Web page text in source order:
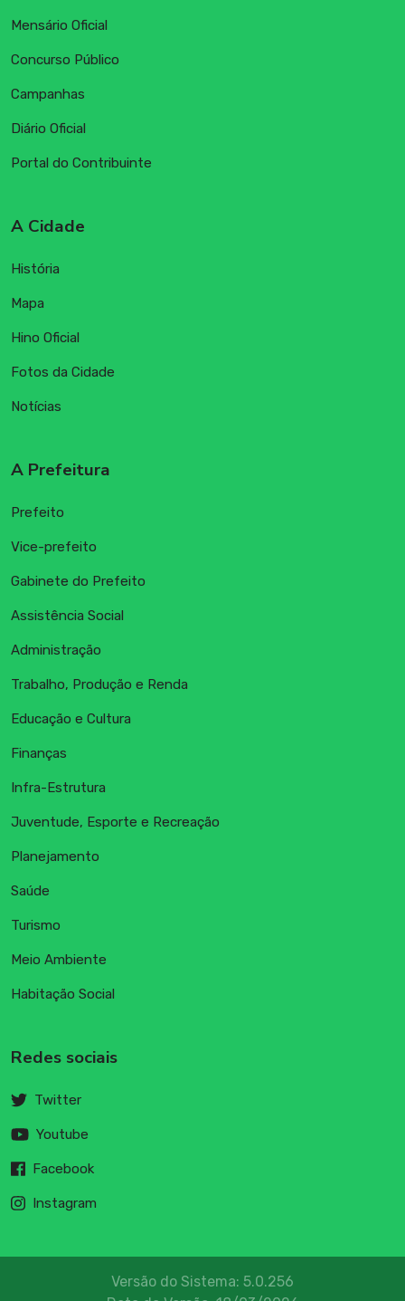
Mensário Oficial
Concurso Público
Campanhas
Diário Oficial
Portal do Contribuinte
A Cidade
História
Mapa
Hino Oficial
Fotos da Cidade
Notícias
A Prefeitura
Prefeito
Vice-prefeito
Gabinete do Prefeito
Assistência Social
Administração
Trabalho, Produção e Renda
Educação e Cultura
Finanças
Infra-Estrutura
Juventude, Esporte e Recreação
Planejamento
Saúde
Turismo
Meio Ambiente
Habitação Social
Redes sociais
Twitter
Youtube
Facebook
Instagram
Versão do Sistema: 5.0.256